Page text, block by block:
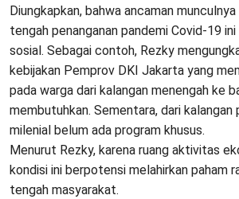
Diungkapkan, bahwa ancaman
tengah penanganan pandemi Covid-19
sosial. Sebagai contoh, Rezky
kebijakan Pemprov DKI Jakarta yang
pada warga dari kalangan menengah ke
membutuhkan. Sementara, dari kalangan
milenial belum ada program khusus.
Menurut Rezky, karena ruang aktivitas
kondisi ini berpotensi melahirkan paham
tengah masyarakat.